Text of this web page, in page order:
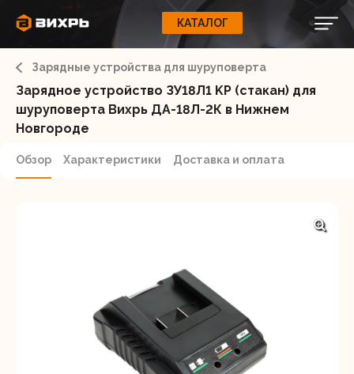
КАТАЛОГ
КАТАЛОГ
Регистрация
О бренде
Доставка и оплата
Свернуть
ЭЛЕКТРОИНСТРУМЕНТЫ
ИНСТРУМЕНТ
ОБОРУДОВАНИЕ
Зарядные устройства для шуруповерта
Зарядное устройство ЗУ18Л1 KP (стакан) для
шуруповерта Вихрь ДА-18Л-2К в Нижнем
Новгороде
Обзор Характеристики Доставка и оплата
Забыли пароль?
ВАШ ЗАКАЗ
Корзина